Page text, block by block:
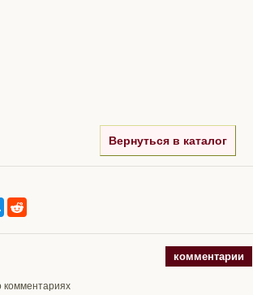
Вернуться в каталог
комментарии